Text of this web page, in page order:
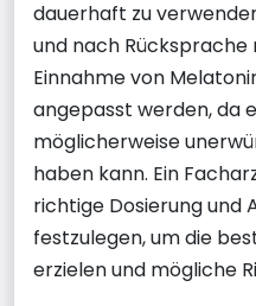
dauerhaft zu
und nach
Einnahme von
angepasst werden, da
möglicherweise
haben kann. Ein
richtige Dosierung und
festzulegen, um die
erzielen und mögliche